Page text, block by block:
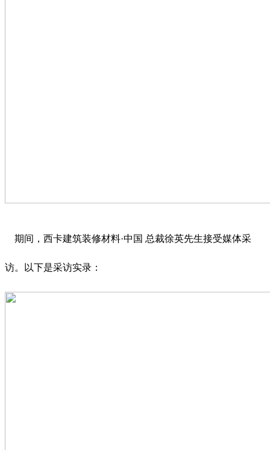
期间，西卡建筑装修材料·中国 总裁徐英先生接受媒体采
访。以下是采访实录：